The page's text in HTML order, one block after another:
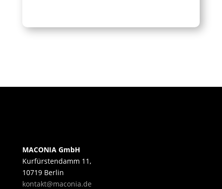
MACONIA GmbH
Kurfürstendamm 11,
10719 Berlin
kontakt@maconia.de